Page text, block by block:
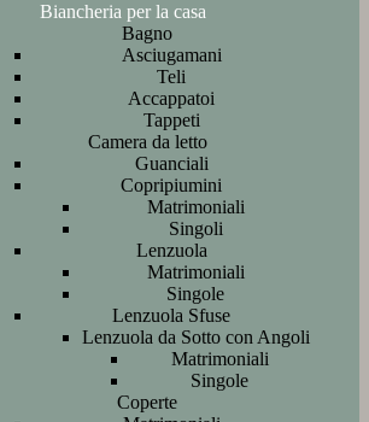
Biancheria per la casa
Bagno
Asciugamani
Teli
Accappatoi
Tappeti
Camera da letto
Guanciali
Copripiumini
Matrimoniali
Singoli
Lenzuola
Matrimoniali
Singole
Lenzuola Sfuse
Lenzuola da Sotto con Angoli
Matrimoniali
Singole
Coperte